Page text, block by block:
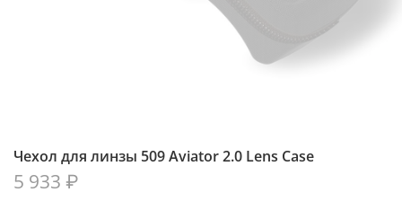
Чехол для линзы 509 Aviator 2.0 Lens Case
5 933 ₽